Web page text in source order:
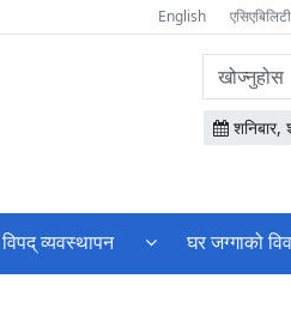
English
वेबसाइटमा
सामग्री
खोज्नुहोस
विपद् व्यवस्थापन घर जग्गाको